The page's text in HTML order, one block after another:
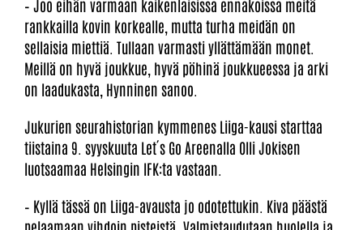
– Joo eihän varmaan kaikenlaisissa ennakoissa meitä
rankkailla kovin korkealle, mutta turha meidän on
sellaisia miettiä. Tullaan varmasti yllättämään monet.
Meillä on hyvä joukkue, hyvä pöhinä joukkueessa ja arki
on laadukasta, Hynninen sanoo.
Jukurien seurahistorian kymmenes Liiga-kausi starttaa
tiistaina 9. syyskuuta Let´s Go Areenalla Olli Jokisen
luotsaamaa Helsingin IFK:ta vastaan.
– Kyllä tässä on Liiga-avausta jo odotettukin. Kiva päästä